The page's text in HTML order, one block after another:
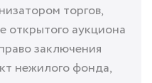
торгов,
открытого аукциона
заключения
нежилого фонда,